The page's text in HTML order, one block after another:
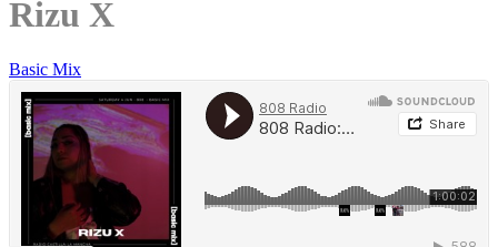
Rizu X
Basic Mix